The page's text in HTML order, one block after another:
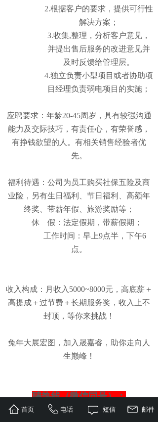
2.根据客户的要求，提供可行性
解决方案；
3.收集,整理，分析客户意见，
并提出售后服务的改进意见并
及时反馈给管理层。
4.独立负责小型项目或者协助项
目经理负责弱电项目的实施；
应聘要求：年龄20-45周岁，具有较强沟通
能力及交际技巧，有责任心，有荣誉感，
有挣钱欲望的人。有相关销售经验者优
先。
福利待遇：公司为员工购买社保五险及商
业险，另有生日福利、节日福利、高额年
终奖、带薪年假、旅游奖励等；
休
假：法定假期，带薪假期；
工作时间：早上9点半，下午6
点。
收入构成：月收入5000~8000元，高底薪＋
高提成＋过节费＋长期服务奖，收入上不
封顶，等你来挑战！
兔年大展宏图，加入晟嘉睿，助你走向人
生巅峰！
聘热线（微信同号）：
首页 电话 短信 邮件